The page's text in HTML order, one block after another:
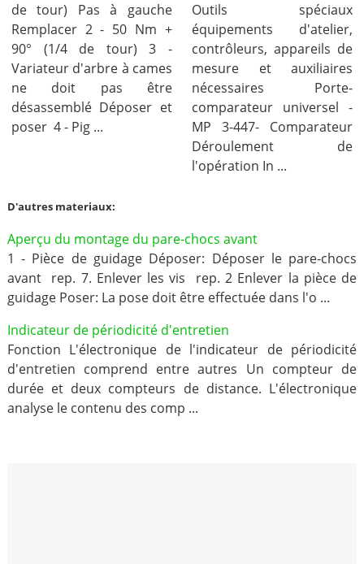
de tour) Pas à gauche
Remplacer 2 - 50 Nm +
90° (1/4 de tour) 3 -
Variateur d'arbre à cames
ne doit pas être
désassemblé Déposer et
poser 4 - Pig ...
Outils spéciaux
équipements d'atelier,
contrôleurs, appareils de
mesure et auxiliaires
nécessaires Porte-
comparateur universel -
MP 3-447- Comparateur
Déroulement de
l'opération In ...
D'autres materiaux:
Aperçu du montage du pare-chocs avant
1 - Pièce de guidage Déposer: Déposer le pare-chocs
avant rep. 7. Enlever les vis rep. 2 Enlever la pièce de
guidage Poser: La pose doit être effectuée dans l'o ...
Indicateur de périodicité d'entretien
Fonction L'électronique de l'indicateur de périodicité
d'entretien comprend entre autres Un compteur de
durée et deux compteurs de distance. L'électronique
analyse le contenu des comp ...